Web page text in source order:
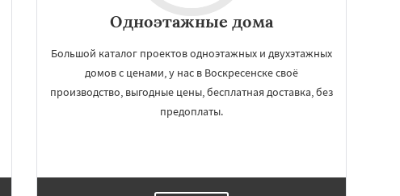
Одноэтажные дома
Большой каталог проектов одноэтажных и двухэтажных
домов с ценами, у нас в Воскресенске своё
производство, выгодные цены, бесплатная доставка, без
предоплаты.